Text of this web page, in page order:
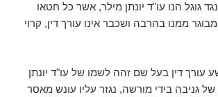
גוגל הנו עו"ד יונתן מילר, אשר כל חטאו
ממנו בהרבה ושכבר אינו עורך דין, קרוי
הורשע עורך דין בעל שם זהה לשמו של עו"ד יונתן
עבירות של גניבה בידי מורשה, נגזר עליו עונש מאסר